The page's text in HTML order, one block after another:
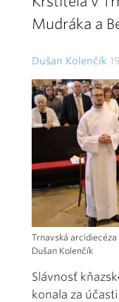
Mudráka a
Dušan Kolenčík
Trnavská arcidiecéza
Dušan Kolenčík
Slávnosť
konala za